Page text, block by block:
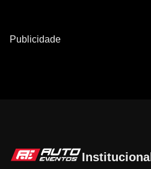
Publicidade
Institucional